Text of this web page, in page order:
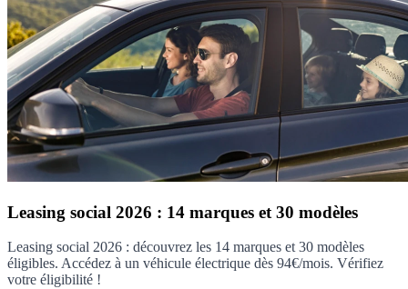
Leasing social 2026 : 14 marques et 30 modèles
Leasing social 2026 : découvrez les 14 marques et 30 modèles
éligibles. Accédez à un véhicule électrique dès 94€/mois. Vérifiez
votre éligibilité !